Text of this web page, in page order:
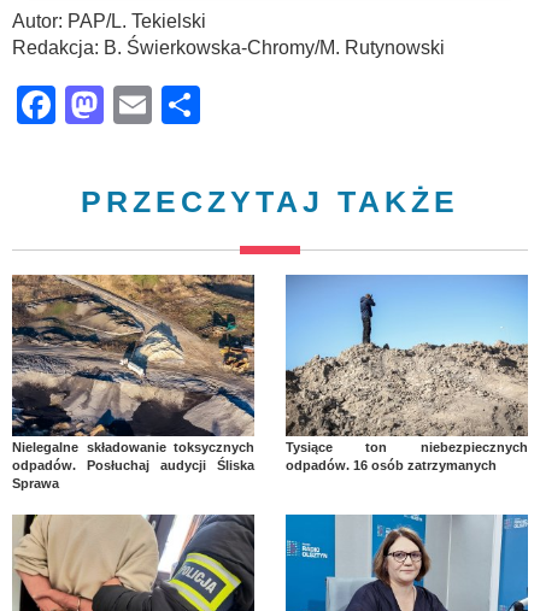
Autor: PAP/L. Tekielski
Redakcja: B. Świerkowska-Chromy/M. Rutynowski
Facebook
Mastodon
Email
PRZECZYTAJ TAKŻE
Nielegalne składowanie toksycznych
odpadów. Posłuchaj audycji Śliska
Sprawa
Tysiące ton niebezpiecznych
odpadów. 16 osób zatrzymanych